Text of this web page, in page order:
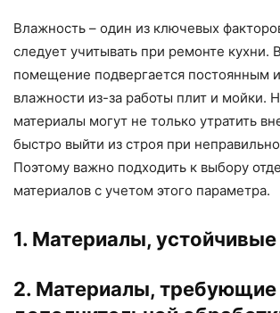
Влажность – один из ключевых
следует учитывать при ремонте кухни.
помещение подвергается постоянным
влажности из-за работы плит и мойки.
материалы могут не только утратить
быстро выйти из строя при
Поэтому важно подходить к выбору
материалов с учетом этого параметра.
1. Материалы, устойчивые
2. Материалы, требующие